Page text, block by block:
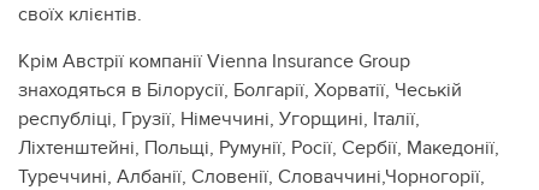
своїх клієнтів.
Крім Австрії компанії Vienna Insurance Group
знаходяться в Білорусії, Болгарії, Хорватії, Чеській
республіці, Грузії, Німеччині, Угорщині, Італії,
Ліхтенштейні, Польщі, Румунії, Росії, Сербії, Македонії,
Туреччині, Албанії, Словенії, Словаччині,Чорногорії,